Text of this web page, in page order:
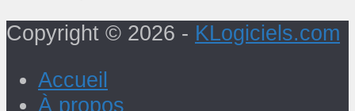
Copyright © 2026 - KLogiciels.com
Accueil
À propos